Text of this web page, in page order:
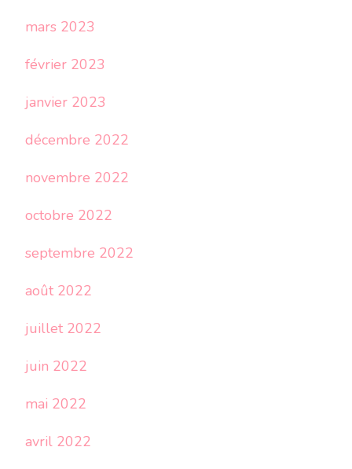
mars 2023
février 2023
janvier 2023
décembre 2022
novembre 2022
octobre 2022
septembre 2022
août 2022
juillet 2022
juin 2022
mai 2022
avril 2022